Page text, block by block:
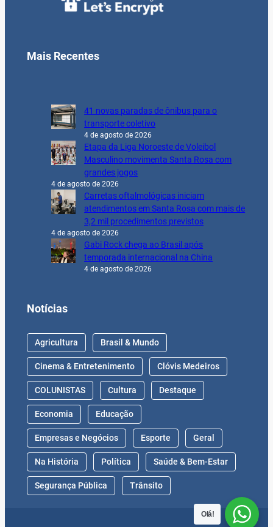
Mais Recentes
41 novas paradas de ônibus para o
transporte coletivo
4 de agosto de 2026
Etapa da Liga Noroeste de Voleibol
Masculino movimenta Santa Rosa com
grandes jogos
4 de agosto de 2026
Carretas oftalmológicas iniciam
atendimentos em Santa Rosa com mais de
3,2 mil procedimentos previstos
4 de agosto de 2026
Gabi Rock chega ao Brasil após
temporada internacional na China
4 de agosto de 2026
Notícias
Agricultura Brasil & Mundo
Cinema & Entretenimento Clóvis Medeiros
COLUNISTAS Cultura Destaque
Economia Educação
Empresas e Negócios Esporte Geral
Na História Política Saúde & Bem-Estar
Segurança Pública Trânsito
Olá!